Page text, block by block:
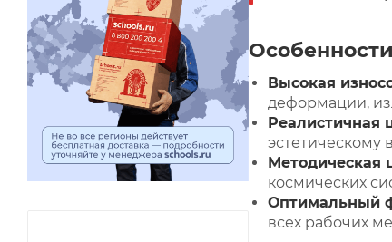
Высокая
деформации,
Реалистичная
эстетическому
Методическая
космических
Оптимальный
всех рабочих